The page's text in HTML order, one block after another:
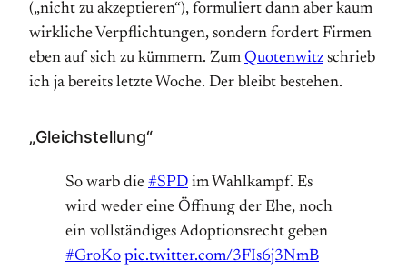
(„nicht zu akzeptieren“), formuliert dann aber kaum
wirkliche Verpflichtungen, sondern fordert Firmen
eben auf sich zu kümmern. Zum Quotenwitz schrieb
ich ja bereits letzte Woche. Der bleibt bestehen.
„Gleichstellung“
So warb die #SPD im Wahlkampf. Es
wird weder eine Öffnung der Ehe, noch
ein vollständiges Adoptionsrecht geben
#GroKo pic.twitter.com/3FIs6j3NmB